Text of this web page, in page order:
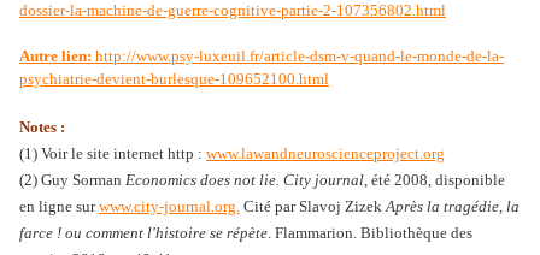
dossier-la-machine-de-guerre-cognitive-partie-2-107356802.html
Autre lien: http://www.psy-luxeuil.fr/article-dsm-v-quand-le-monde-de-la-
psychiatrie-devient-burlesque-109652100.html
Notes :
(1) Voir le site internet http : www.lawandneuroscienceproject.org
(2) Guy Sorman Economics does not lie. City journal, été 2008, disponible
en ligne surwww.city-journal.org. Cité par Slavoj ZizekAprès la tragédie, la
farce ! ou comment l'histoire se répète. Flammarion. Bibliothèque des